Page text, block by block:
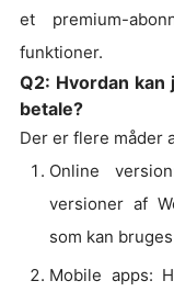
et premium-
funktioner.
Q2: Hvordan
betale?
Der er flere måder
Online
versioner af
som kan
Mobile apps: